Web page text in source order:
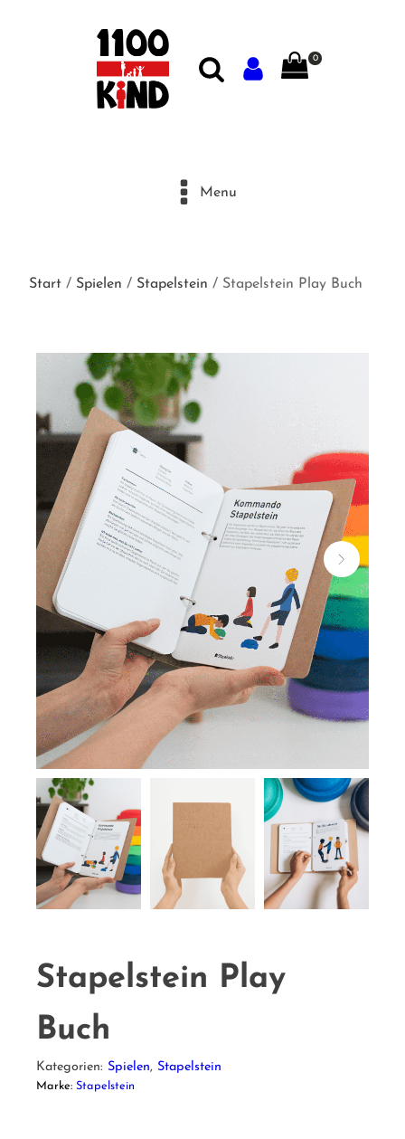
0
Menu
Start / Spielen / Stapelstein / Stapelstein Play Buch
Stapelstein Play
Buch
Kategorien: Spielen, Stapelstein
Marke: Stapelstein